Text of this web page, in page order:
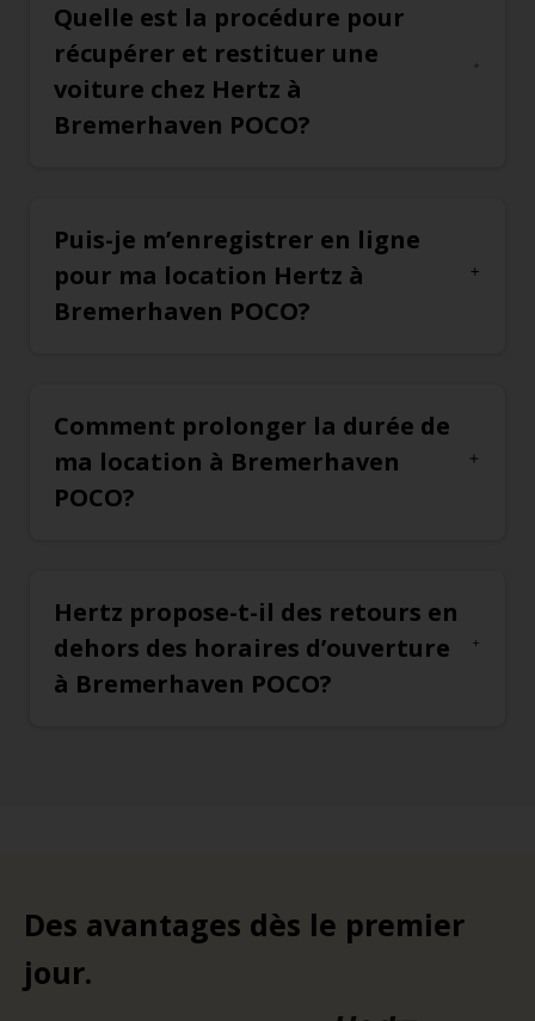
Quelle est la procédure pour
récupérer et restituer une
voiture chez Hertz à
Bremerhaven POCO?
Puis-je m’enregistrer en ligne
pour ma location Hertz à
Bremerhaven POCO?
Comment prolonger la durée de
ma location à Bremerhaven
POCO?
Hertz propose-t-il des retours en
dehors des horaires d’ouverture
à Bremerhaven POCO?
Des avantages dès le premier
jour.